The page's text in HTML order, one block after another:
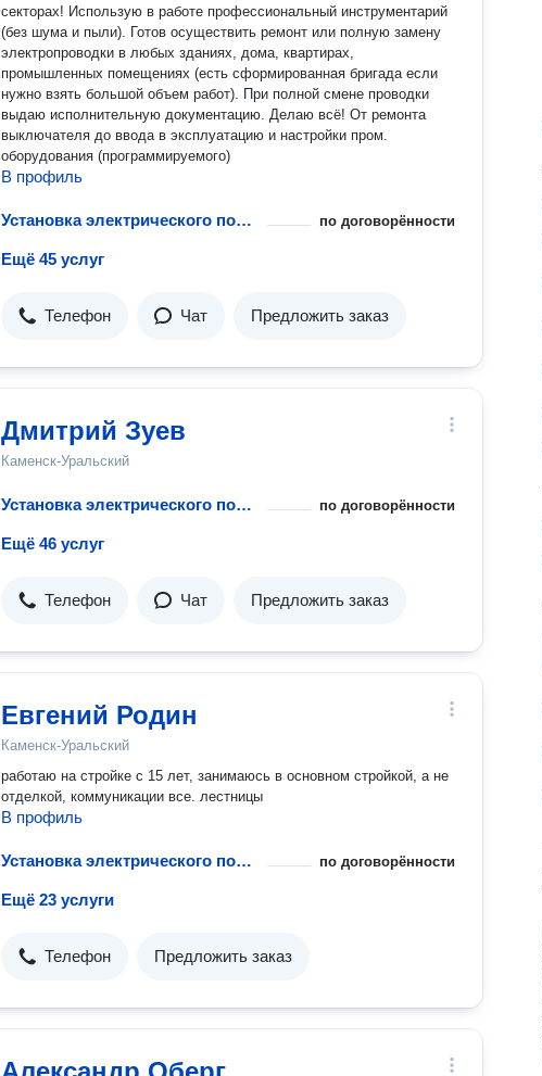
секторах! Использую в работе профессиональный инструментарий
(без шума и пыли). Готов осуществить ремонт или полную замену
электропроводки в любых зданиях, дома, квартирах,
промышленных помещениях (есть сформированная бригада если
нужно взять большой объем работ). При полной смене проводки
выдаю исполнительную документацию. Делаю всё! От ремонта
выключателя до ввода в эксплуатацию и настройки пром.
оборудования (программируемого)
В профиль
Установка электрического полотенцесушителя по договорённости
Ещё 45 услуг
Телефон Чат Предложить заказ
Дмитрий Зуев
Каменск-Уральский
Установка электрического полотенцесушителя по договорённости
Ещё 46 услуг
Телефон Чат Предложить заказ
Евгений Родин
Каменск-Уральский
работаю на стройке с 15 лет, занимаюсь в основном стройкой, а не
отделкой, коммуникации все. лестницы
В профиль
Установка электрического полотенцесушителя по договорённости
Ещё 23 услуги
Телефон Предложить заказ